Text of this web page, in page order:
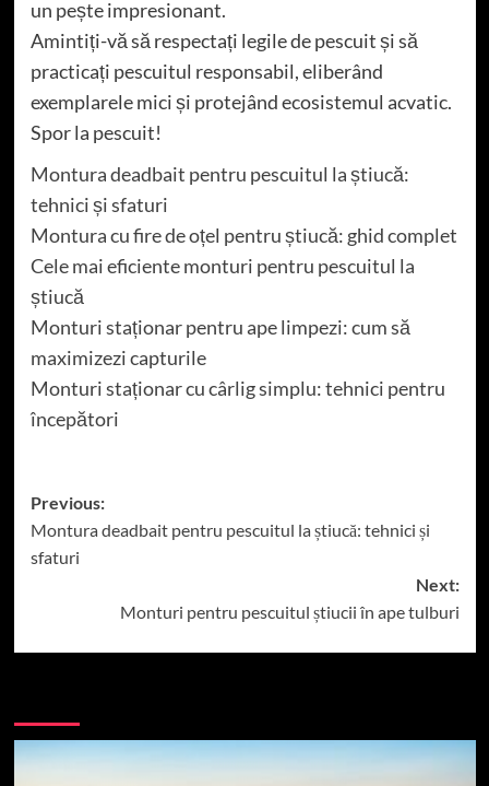
un pește impresionant.
Amintiți-vă să respectați legile de pescuit și să
practicați pescuitul responsabil, eliberând
exemplarele mici și protejând ecosistemul acvatic.
Spor la pescuit!
Montura deadbait pentru pescuitul la știucă:
tehnici și sfaturi
Montura cu fire de oțel pentru știucă: ghid complet
Cele mai eficiente monturi pentru pescuitul la
știucă
Monturi staționar pentru ape limpezi: cum să
maximizezi capturile
Monturi staționar cu cârlig simplu: tehnici pentru
începători
Post
navigation
Previous:
Montura deadbait pentru pescuitul la știucă: tehnici și
sfaturi
Next:
Monturi pentru pescuitul știucii în ape tulburi